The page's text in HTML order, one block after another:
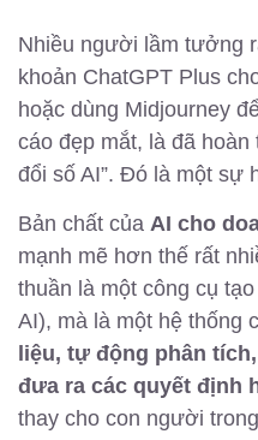
Nhiều người lầm tưởng
khoản ChatGPT Plus
hoặc dùng Midjourney
cáo đẹp mắt, là đã hoàn
đổi số AI”. Đó là một sự
Bản chất của AI cho
mạnh mẽ hơn thế rất
thuần là một công cụ
AI), mà là một hệ thống
liệu, tự động phân
đưa ra các quyết định
thay cho con người